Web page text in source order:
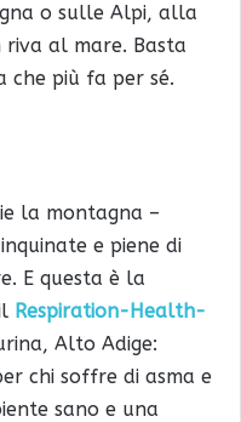
o sulle Alpi, alla
al mare. Basta
che più fa per sé.
la montagna –
e piene di
E questa è la
Respiration-Health-
Alto Adige:
chi soffre di asma e
sano e una